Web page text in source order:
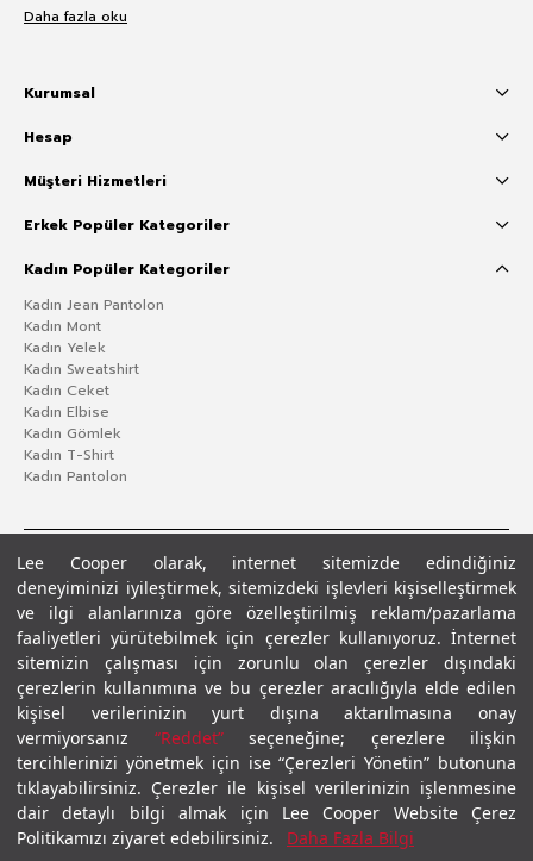
Lee Cooper olarak, internet sitemizde edindiğiniz
deneyiminizi iyileştirmek, sitemizdeki işlevleri kişiselleştirmek
ve ilgi alanlarınıza göre özelleştirilmiş reklam/pazarlama
faaliyetleri yürütebilmek için çerezler kullanıyoruz. İnternet
sitemizin çalışması için zorunlu olan çerezler dışındaki
çerezlerin kullanımına ve bu çerezler aracılığıyla elde edilen
kişisel verilerinizin yurt dışına aktarılmasına onay
vermiyorsanız “Reddet”seçeneğine; çerezlere ilişkin
tercihlerinizi yönetmek için ise “Çerezleri Yönetin” butonuna
tıklayabilirsiniz. Çerezler ile kişisel verilerinizin işlenmesine
dair detaylı bilgi almak için Lee Cooper Website Çerez
Politikamızı ziyaret edebilirsiniz.
Daha Fazla Bilgi
Daha fazla oku
Kurumsal
Hesap
Müşteri Hizmetleri
Erkek Popüler Kategoriler
Kadın Popüler Kategoriler
Kadın Jean Pantolon
Kadın Mont
Kadın Yelek
Kadın Sweatshirt
Kadın Ceket
Kadın Elbise
Kadın Gömlek
Kadın T-Shirt
Kadın Pantolon
Gizlilik PolitikasıÇerez Politikası KVKK Aydınlatma MetniŞartlar ve Koşullar
© 2026 Leecooper - Tüm Hakları Saklıdır.